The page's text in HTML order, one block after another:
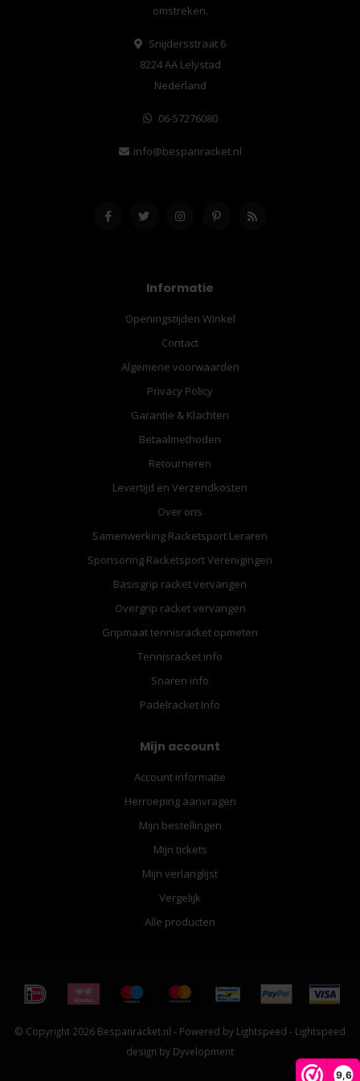
9,6
omstreken.
Snijdersstraat 6
8224 AA Lelystad
Nederland
06-57276080
info@bespanracket.nl
Informatie
Openingstijden Winkel
Contact
Algemene voorwaarden
Privacy Policy
Garantie & Klachten
Betaalmethoden
Retourneren
Levertijd en Verzendkosten
Over ons
Samenwerking Racketsport Leraren
Sponsoring Racketsport Verenigingen
Basisgrip racket vervangen
Overgrip racket vervangen
Gripmaat tennisracket opmeten
Tennisracket info
Snaren info
Padelracket Info
Mijn account
Account informatie
Herroeping aanvragen
Mijn bestellingen
Mijn tickets
Mijn verlanglijst
Vergelijk
Alle producten
© Copyright 2026 Bespanracket.nl - Powered by Lightspeed - Lightspeed
design by Dyvelopment